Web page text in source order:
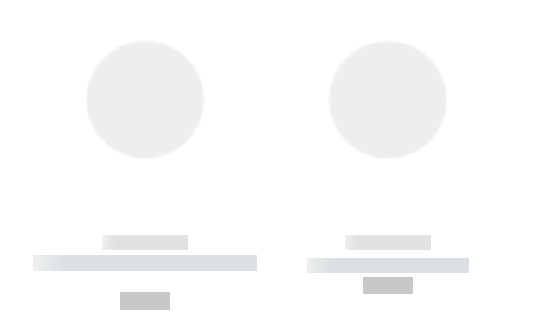
------------
----------- ----------- --------
------------
----------- -----------